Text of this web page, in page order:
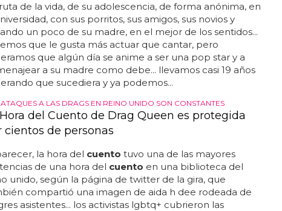
de la vida, de su adolescencia, de forma anónima, en
con sus porritos, sus amigos, sus novios y
un poco de su madre, en el mejor de los sentidos...
que le gusta más actuar que cantar, pero
que algún día se anime a ser una pop star y a
a su madre como debe... llevamos casi 19 años
que sucediera y ya podemos...
A LAS DRAGS EN REINO UNIDO SON CONSTANTES
del Cuento de Drag Queen es protegida
cientos de personas
la hora del cuento tuvo una de las mayores
de una hora del cuento en una biblioteca del
unido, según la página de twitter de la gira, que
compartió una imagen de aida h dee rodeada de
asistentes... los activistas lgbtq+ cubrieron las